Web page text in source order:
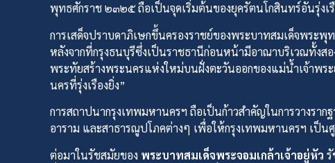
พุทธศักราช ๒๓๒๕ ถือเป็นจุดเริ่มต้นของยุครัตนโกสินทร์อันรุ่งเ
การเสด็จปราบดาภิเษกขึ้นครองราชย์ของพระบาทสมเด็จพระ
หลังจากที่กรุงธนบุรีซึ่งเป็นราชธานีก่อนหน้ามีอาณาบริเวณทั้งส
พระทัยสร้างพระนครแห่งใหม่บนฝั่งตะวันออกของแม่น้ำเจ้าพร
นครที่รุ่งเรืองยิ่ง”
การสถาปนากรุงเทพมหานครฯ ถือเป็นก้าวสำคัญในการวางราก
อาราม และสาธารณูปโภคต่างๆ เพื่อให้กรุงเทพมหานครฯ เป็น
ต่อมาในรัชสมัยของ พระบาทสมเด็จพระจอมเกล้าเจ้าอยู่หัว